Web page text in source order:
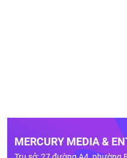
MERCURY MEDIA &